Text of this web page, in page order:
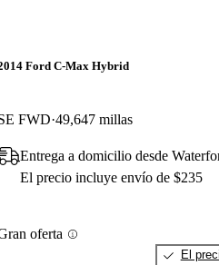
Ford C-Max Hybrid
FWD 49,647 millas
Entrega a domicilio desde
El precio incluye envío de $235
oferta
El